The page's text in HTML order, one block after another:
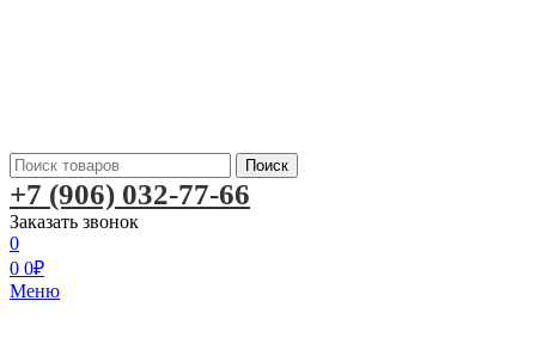
Поиск
+7 (906) 032-77-66
Заказать звонок
0
0 0₽
Меню